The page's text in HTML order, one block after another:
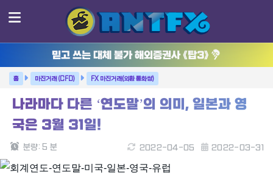
믿고 쓰는 대체 불가 해외증권사 《탑3》
마진거래 (CFD) FX 마진거래(외환 통화쌍)
나라마다 다른 ‘연도말’의 의미, 일본과 영
국은 3월 31일!
2022-03-31
2022-04-05
분량: 5 분